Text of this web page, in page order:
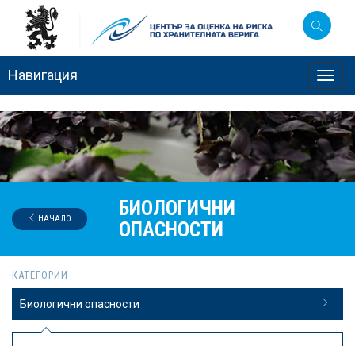
Навигация
БИОЛОГИЧНИ
ОПАСНОСТИ
НАЧАЛО
КАТЕГОРИИ
Биологични опасности